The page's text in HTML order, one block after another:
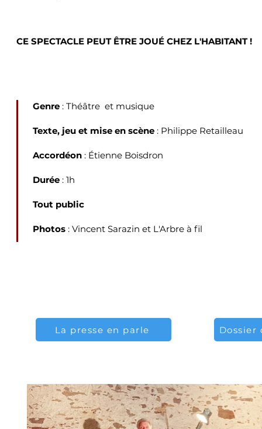
CE SPECTACLE PEUT ÊTRE JOUÉ CHEZ L'HABITANT !​
Genre : Théâtre et musique
Texte, jeu et mise en scène : Philippe Retailleau
Accordéon : Étienne Boisdron
Durée : 1h
Tout public
Photos : Vincent Sarazin et L'Arbre à fil
La presse en parle Dossier